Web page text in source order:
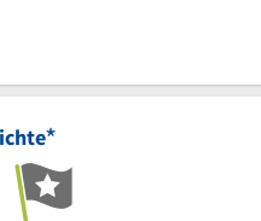
Uhr
*